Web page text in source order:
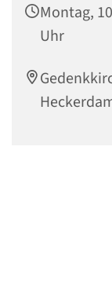
Montag,
Uhr